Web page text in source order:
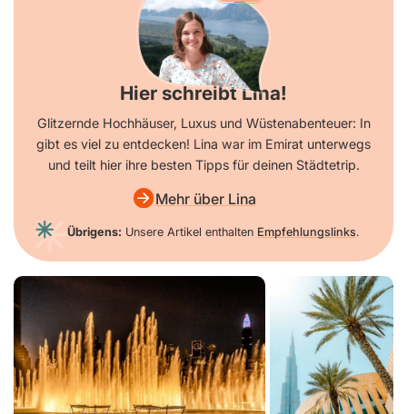
Hier schreibt Lina!
Glitzernde Hochhäuser, Luxus und Wüstenabenteuer: In
gibt es viel zu entdecken! Lina war im Emirat unterwegs
und teilt hier ihre besten Tipps für deinen Städtetrip.
Mehr über Lina
Übrigens: Unsere Artikel enthalten Empfehlungslinks.